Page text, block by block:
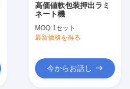
高価値軟包装押出ラミ
ネート機
MOQ:1セット
最新価格を得る
今からお話し